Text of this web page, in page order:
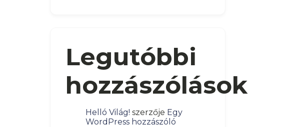
Legutóbbi
hozzászólások
Helló Világ! szerzője Egy
WordPress hozzászóló